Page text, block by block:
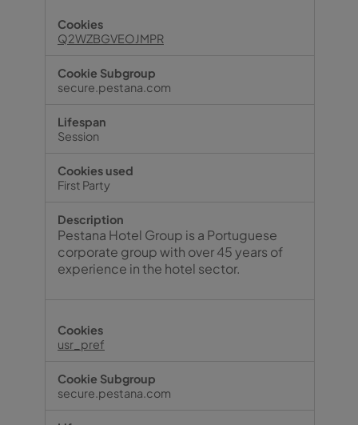
Q2WZBGVEOJMPR
secure.pestana.com
Session
First Party
Pestana Hotel Group is a Portuguese
corporate group with over 45 years of
experience in the hotel sector.
usr_pref
secure.pestana.com